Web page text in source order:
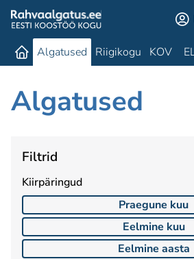
Algatused Riigikogu KOV
Algatused
Filtrid
Kiirpäringud
Praegune kuu
Eelmine kuu
Eelmine aasta